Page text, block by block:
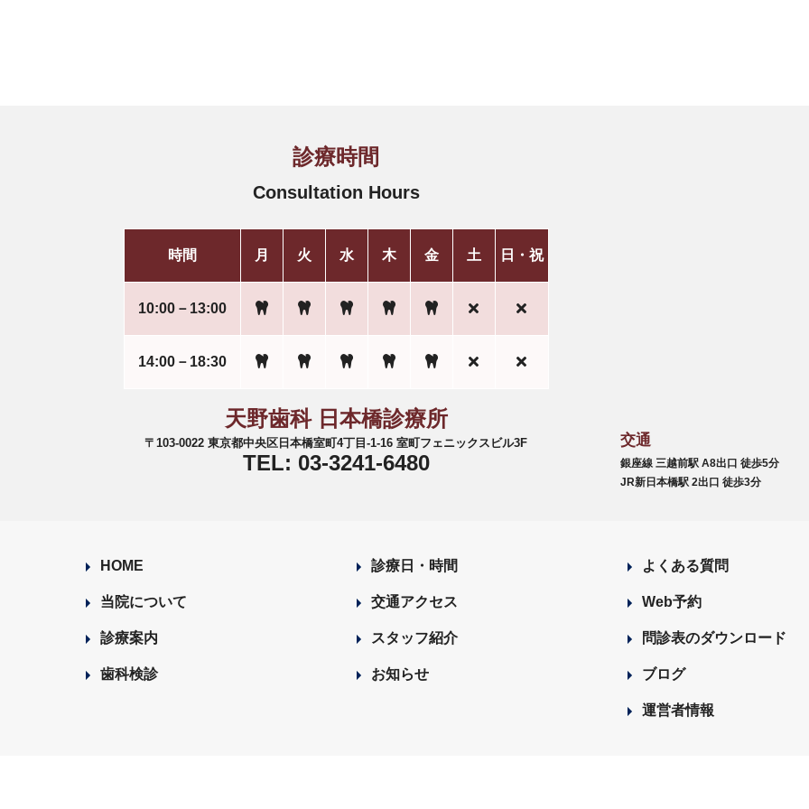
診療時間
Consultation Hours
時間 月 火 水 木 金 土 日・祝
10:00－13:00
14:00－18:30
天野歯科 日本橋診療所
〒103-0022 東京都中央区日本橋室町4丁目-1-16 室町フェニックスビル3F
TEL: 03-3241-6480
交通
銀座線 三越前駅 A8出口 徒歩5分
JR新日本橋駅 2出口 徒歩3分
HOME
当院について
診療案内
歯科検診
診療日・時間
交通アクセス
スタッフ紹介
お知らせ
よくある質問
Web予約
問診表のダウンロード
ブログ
運営者情報